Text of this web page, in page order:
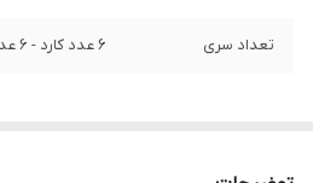
تعداد سری 6 عدد کارد - 6 عدد چنگال